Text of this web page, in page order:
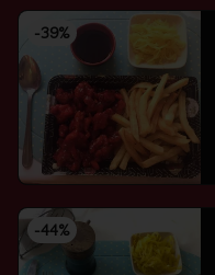
-39%
-44%